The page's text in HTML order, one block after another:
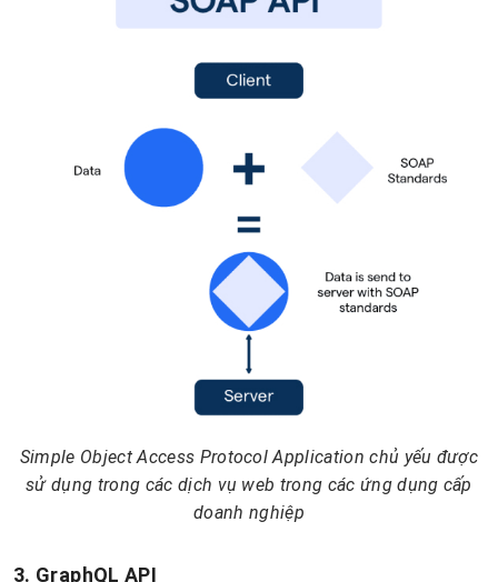
Simple Object Access Protocol Application chủ yếu được
sử dụng trong các dịch vụ web trong các ứng dụng cấp
doanh nghiệp
3. GraphQL API